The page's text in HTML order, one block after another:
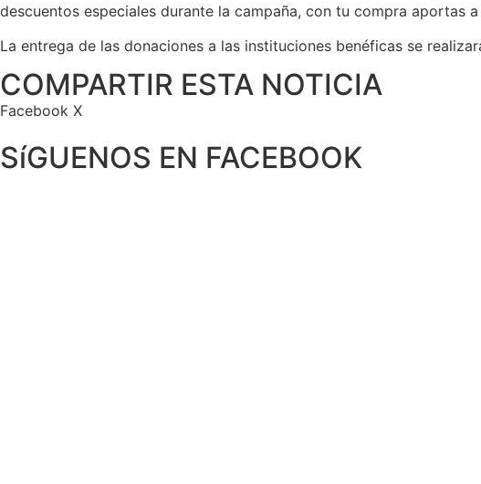
descuentos especiales durante la campaña, con tu compra aportas
La entrega de las donaciones a las instituciones benéficas se
COMPARTIR ESTA NOTICIA
Facebook X
SíGUENOS EN FACEBOOK